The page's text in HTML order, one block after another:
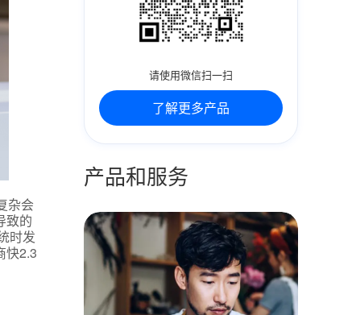
杂会
致的
时发
快2.3
请使用微信扫一扫
了解更多产品
产品和服务